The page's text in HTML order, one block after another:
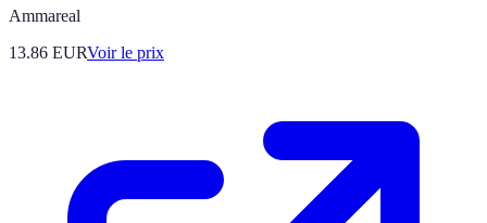
Ammareal
13.86 EURVoir le prix